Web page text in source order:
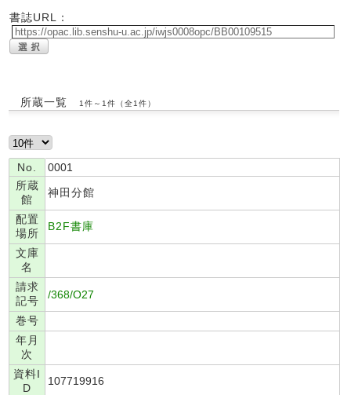
書誌URL：
所蔵一覧 1件～1件（全1件）
No.
0001
所蔵
館
神田分館
配置
場所
B2F書庫
文庫
名
請求
記号
/368/O27
巻号
年月
次
資料I
D
107719916